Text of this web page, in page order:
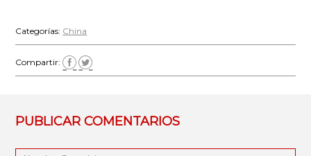
Categorías: China
Compartir:
PUBLICAR COMENTARIOS